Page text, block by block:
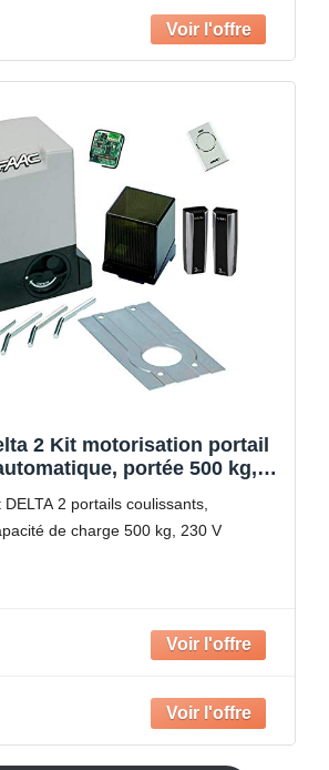
2 Kit motorisation portail
portée 500 kg,
DELTA 2 portails coulissants,
de charge 500 kg, 230 V